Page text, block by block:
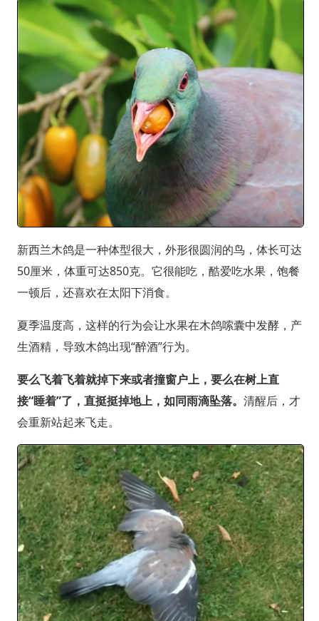
新西兰木鸽是一种体型很大，外形很圆润的鸟，体长可达
50厘米，体重可达850克。它很能吃，酷爱吃水果，饱餐
一顿后，还喜欢在太阳下消食。
夏季温度高，这样的行为会让水果在木鸽嗦囊中发酵，产
生酒精，导致木鸽出现“醉酒”行为。
要么飞着飞着就掉下来或者撞窗户上，要么在树上直
接“睡着”了，直挺挺掉地上，如同雨滴坠落。 清醒后，才
会重新站起来飞走。